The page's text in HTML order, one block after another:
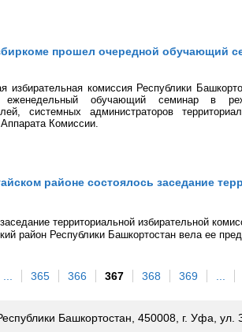
прошел очередной обучающий
избирательная комиссия Республики
еженедельный обучающий семинар в
системных администраторов
Комиссии.
районе состоялось заседание
территориальной избирательной
район Республики Башкортостан вела ее
... 365 366 367 368 369 ...
Башкортостан, 450008, г. Уфа,